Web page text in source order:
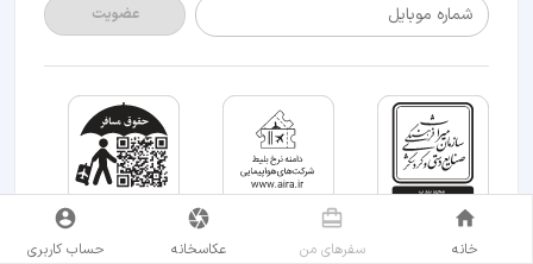
شماره موبایل عضویت
خانه سفر‌های من عکاسخانه حساب کاربری